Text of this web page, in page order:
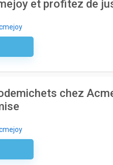
et profitez de
chez